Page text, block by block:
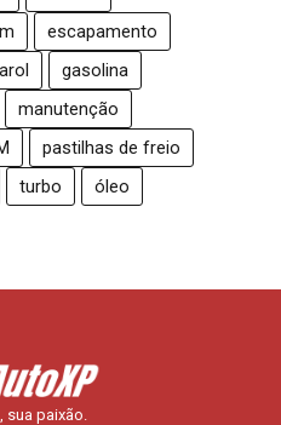
escapamento
gasolina
manutenção
pastilhas de freio
turbo óleo
sua paixão.